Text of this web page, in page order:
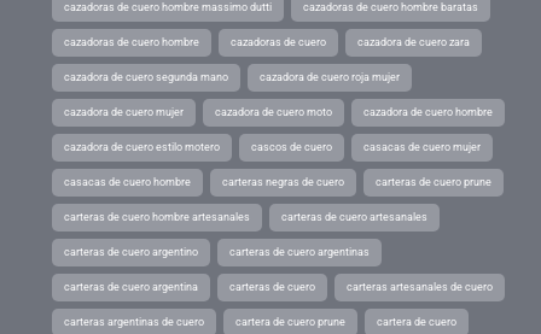
cazadoras de cuero hombre massimo dutti cazadoras de cuero hombre baratas
cazadoras de cuero hombre cazadoras de cuero cazadora de cuero zara
cazadora de cuero segunda mano cazadora de cuero roja mujer
cazadora de cuero mujer cazadora de cuero moto cazadora de cuero hombre
cazadora de cuero estilo motero cascos de cuero casacas de cuero mujer
casacas de cuero hombre carteras negras de cuero carteras de cuero prune
carteras de cuero hombre artesanales carteras de cuero artesanales
carteras de cuero argentino carteras de cuero argentinas
carteras de cuero argentina carteras de cuero carteras artesanales de cuero
carteras argentinas de cuero cartera de cuero prune cartera de cuero